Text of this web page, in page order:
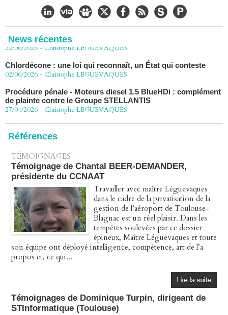
News récentes
CHLORDÉCONE Déclaration de Me Christophe
22/06/2026 -Christophe LEGUEVAQUES
02/06/2026 -Christophe LEGUEVAQUES
de plainte contre le Groupe STELLANTIS
27/04/2026 -Christophe LEGUEVAQUES
07/04/2026 -Christophe LEGUEVAQUES
Références
TÉMOIGNAGES
Témoignage de Chantal BEER-DEMANDER,
présidente du CCNAAT
Travailler avec maître Léguevaques
dans le cadre de la privatisation de la
gestion de l‘aéroport de Toulouse-
Blagnac est un réel plaisir. Dans les
tempêtes soulevées par ce dossier
épineux, Maître Léguevaques et toute
son équipe ont déployé intelligence, compétence, art de l’a
propos et, ce qui...
Témoignages de Dominique Turpin, dirigeant de
STInformatique (Toulouse)